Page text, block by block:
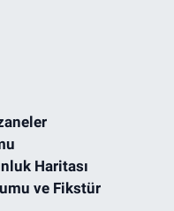
Haritası
ve Fikstür